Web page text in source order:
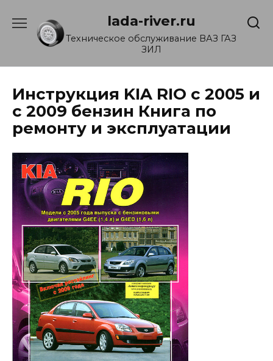
содержанию
lada-river.ru
Техническое обслуживание ВАЗ ГАЗ
ЗИЛ
Инструкция KIA RIO с 2005 и
с 2009 бензин Книга по
ремонту и эксплуатации